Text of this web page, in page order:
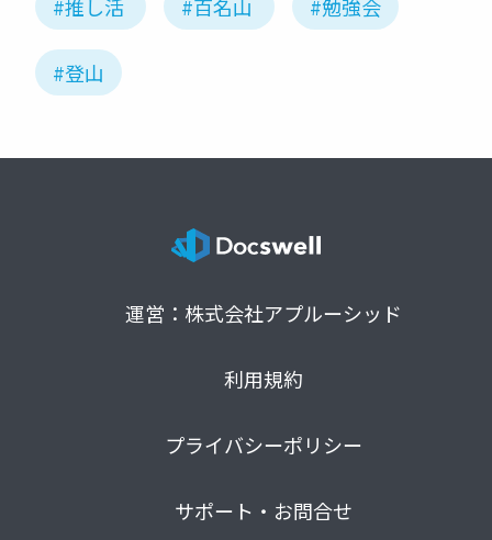
#推し活 #百名山 #勉強会
#登山
運営：株式会社アプルーシッド
利用規約
プライバシーポリシー
サポート・お問合せ